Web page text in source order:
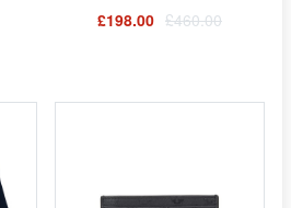
£198.00 £460.00